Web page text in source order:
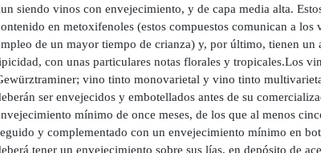
siendo vinos con envejecimiento, y de capa media alta.
en metoxifenoles (estos compuestos comunican a los
de un mayor tiempo de crianza) y, por último, tienen
con unas particulares notas florales y tropicales.Los
vino tinto monovarietal y vino tinto
ser envejecidos y embotellados antes de su
mínimo de once meses, de los que al menos
y complementado con un envejecimiento mínimo en
tener un envejecimiento sobre sus lías, en depósito de